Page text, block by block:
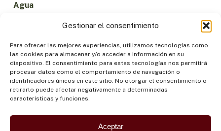
Gestionar el consentimiento
Para ofrecer las mejores experiencias, utilizamos tecnologías como
las cookies para almacenar y/o acceder a información en su
dispositivo. El consentimiento para estas tecnologías nos permitirá
procesar datos como el comportamiento de navegación o
identificadores únicos en este sitio. No otorgar el consentimiento o
retirarlo puede afectar negativamente a determinadas
características y funciones.
Aceptar
Agua
Economía Sostenible
Bosques y Biodiversidad
Institucionalidad
Participación
Pueblos Indígenas